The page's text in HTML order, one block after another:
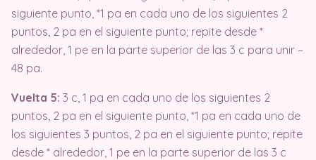
siguiente punto, *1 pa en cada uno de los siguientes 2
puntos, 2 pa en el siguiente punto; repite desde *
alrededor, 1 pe en la parte superior de las 3 c para unir –
48 pa.
Vuelta 5: 3 c, 1 pa en cada uno de los siguientes 2
puntos, 2 pa en el siguiente punto, *1 pa en cada uno de
los siguientes 3 puntos, 2 pa en el siguiente punto; repite
desde * alrededor, 1 pe en la parte superior de las 3 c